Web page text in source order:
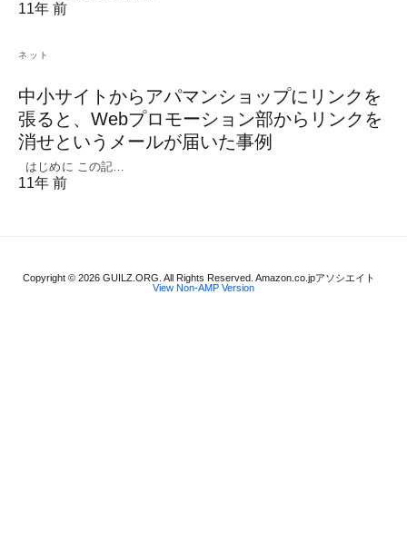
11年 前
ネット
中小サイトからアパマンショップにリンクを
張ると、Webプロモーション部からリンクを
消せというメールが届いた事例
はじめに この記…
11年 前
Copyright © 2026 GUILZ.ORG. All Rights Reserved. Amazon.co.jpアソシエイト
View Non-AMP Version